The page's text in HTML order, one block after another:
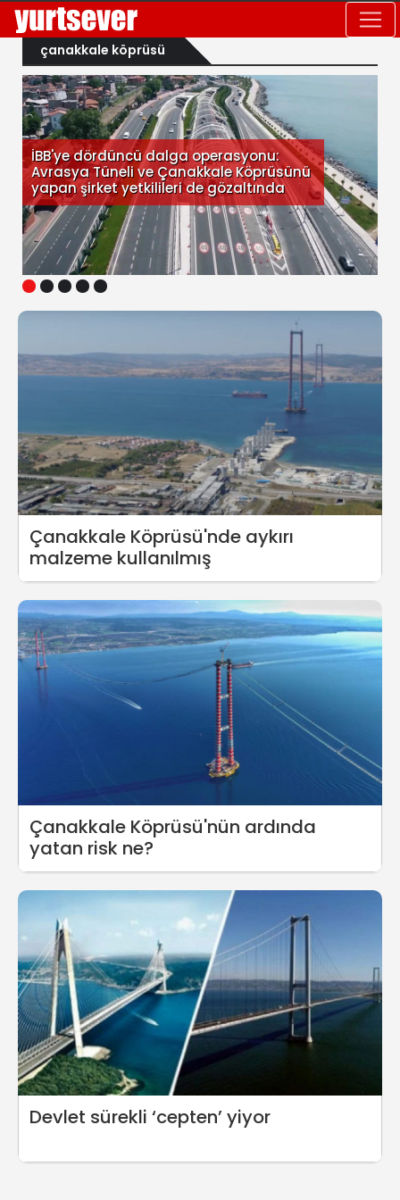
çanakkale köprüsü
1 2 3 4 5
İBB'ye dördüncü dalga operasyonu:
Avrasya Tüneli ve Çanakkale Köprüsünü
yapan şirket yetkilileri de gözaltında
Çanakkale Köprüsü'nde aykırı
malzeme kullanılmış
Çanakkale Köprüsü'nün ardında
yatan risk ne?
Devlet sürekli ‘cepten’ yiyor